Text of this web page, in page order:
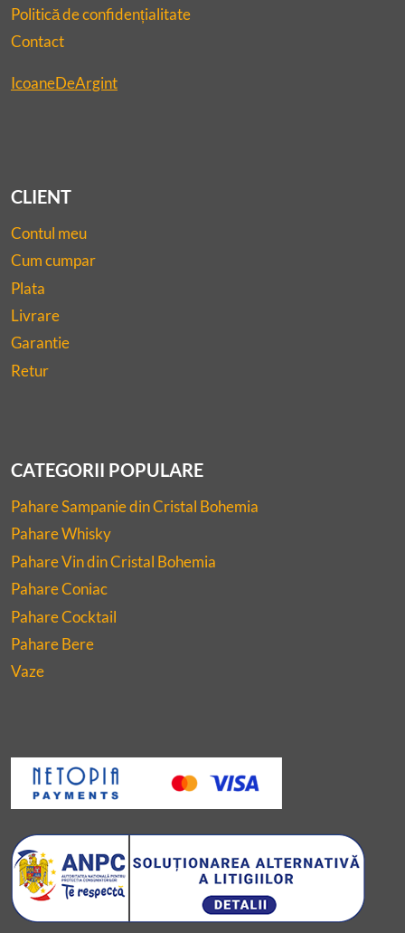
Politică de confidențialitate
Contact
IcoaneDeArgint
CLIENT
Contul meu
Cum cumpar
Plata
Livrare
Garantie
Retur
CATEGORII POPULARE
Pahare Sampanie din Cristal Bohemia
Pahare Whisky
Pahare Vin din Cristal Bohemia
Pahare Coniac
Pahare Cocktail
Pahare Bere
Vaze